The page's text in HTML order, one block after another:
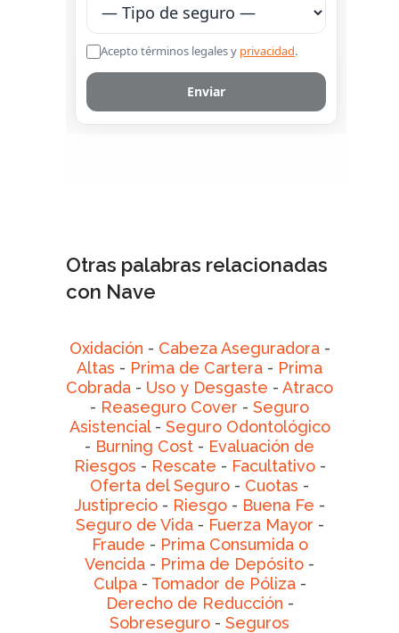
Otras palabras relacionadas
con Nave
Oxidación - Cabeza Aseguradora-
Altas - Prima de Cartera - Prima
Cobrada - Uso y Desgaste - Atraco
- Reaseguro Cover - Seguro
Asistencial- Seguro Odontológico
- Burning Cost - Evaluación de
Riesgos - Rescate - Facultativo-
Oferta del Seguro - Cuotas -
Justiprecio - Riesgo - Buena Fe -
Seguro de Vida- Fuerza Mayor -
Fraude - Prima Consumida o
Vencida - Prima de Depósito -
Culpa- Tomador de Póliza-
Derecho de Reducción -
Sobreseguro - Seguros